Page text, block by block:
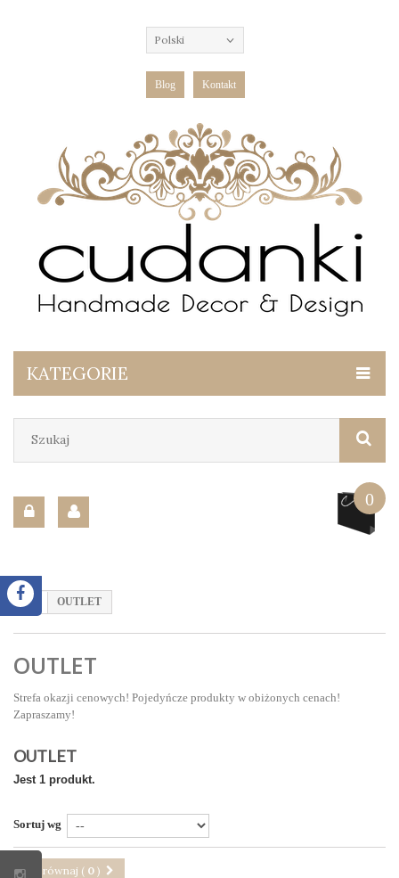
Polski
Blog Kontakt
KATEGORIE
0
OUTLET
OUTLET
Strefa okazji cenowych! Pojedyńcze produkty w obiżonych cenach!
Zapraszamy!
OUTLET
Jest 1 produkt.
Sortuj wg
Porównaj ( 0 )